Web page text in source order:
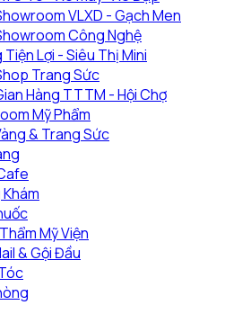
VLXD - Gạch Men
Công Nghệ
Lợi - Siêu Thị Mini
Trang Sức
Hàng TTTM - Hội Chợ
Mỹ Phẩm
& Trang Sức
Mỹ Viện
& Gội Đầu